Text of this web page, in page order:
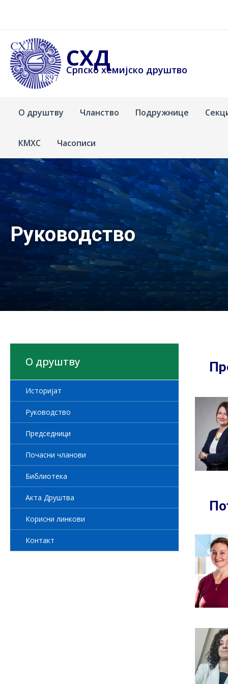
СХД
Српско хемијско друштво
О друштву Чланство Подружнице
КМХС Часописи
Руководство
О друштву
Историјат
Руководство
Председници
Почасни чланови
Библиотека
Акта Друштва
Корисни линкови
Контакт